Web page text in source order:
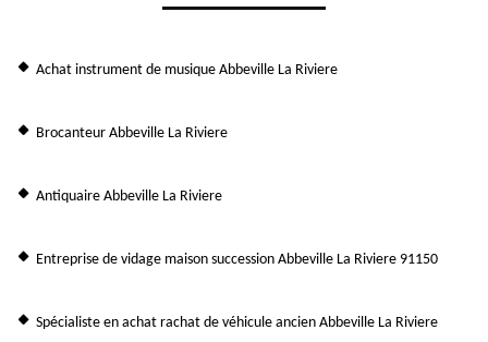
Achat instrument de musique Abbeville La Riviere
Brocanteur Abbeville La Riviere
Antiquaire Abbeville La Riviere
Entreprise de vidage maison succession Abbeville La Riviere 91150
Spécialiste en achat rachat de véhicule ancien Abbeville La Riviere